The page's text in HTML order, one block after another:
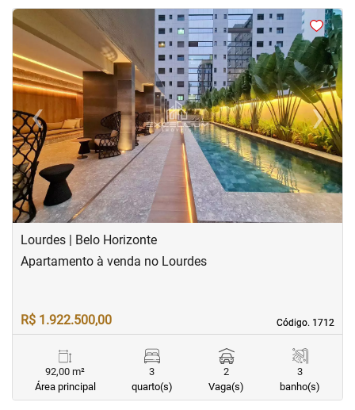
<<
‹Previous ›Next
Lourdes | Belo Horizonte
Código. 1712
Código. 1712
Apartamento à venda no Lourdes
R$ 1.922.500,00
92,00 m²
Área principal
3
quarto(s)
2
Vaga(s)
3
banho(s)